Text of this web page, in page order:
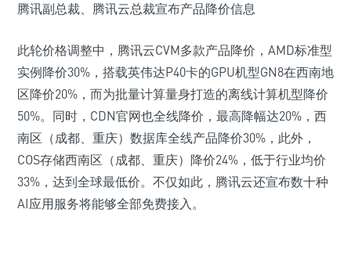
腾讯副总裁、腾讯云总裁宣布产品降价信息
此轮价格调整中，腾讯云CVM多款产品降价，AMD标准型
实例降价30%，搭载英伟达P40卡的GPU机型GN8在西南地
区降价20%，而为批量计算量身打造的离线计算机型降价
50%。同时，CDN官网也全线降价，最高降幅达20%，西
南区（成都、重庆）数据库全线产品降价30%，此外，
COS存储西南区（成都、重庆）降价24%，低于行业均价
33%，达到全球最低价。不仅如此，腾讯云还宣布数十种
AI应用服务将能够全部免费接入。